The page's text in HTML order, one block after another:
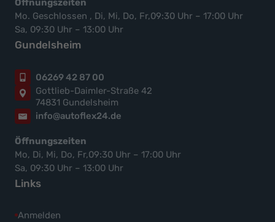
Öffnungszeiten
Mo. Geschlossen , Di, Mi, Do, Fr,09:30 Uhr – 17:00 Uhr
Sa, 09:30 Uhr – 13:00 Uhr
Gundelsheim
06269 42 87 00
Gottlieb-Daimler-Straße 42
74831 Gundelsheim
info@autoflex24.de
Öffnungszeiten
Mo, Di, Mi, Do, Fr,09:30 Uhr – 17:00 Uhr
Sa, 09:30 Uhr – 13:00 Uhr
Links
Anmelden